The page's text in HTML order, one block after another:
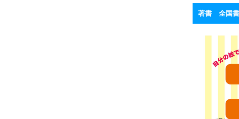
著書 全国書